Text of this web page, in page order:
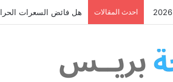
احدث المقالات هل فائض السعرات